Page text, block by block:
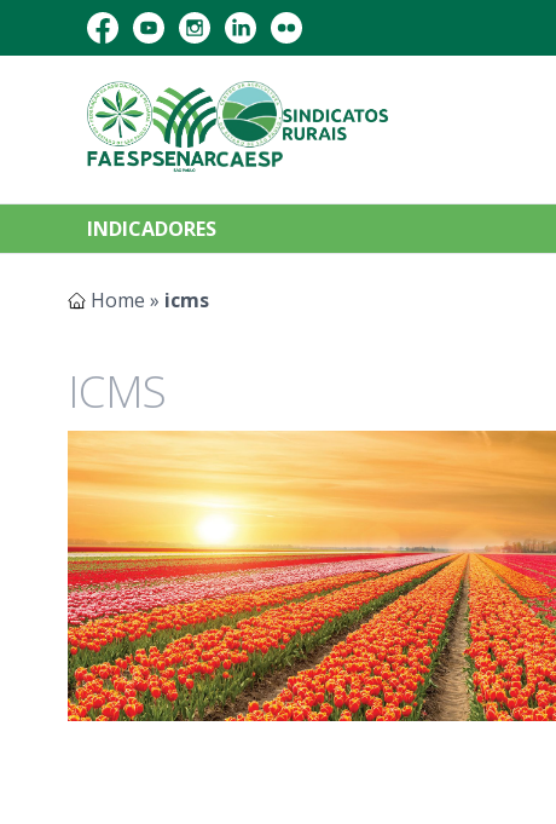
INDICADORES
Home » icms
ICMS